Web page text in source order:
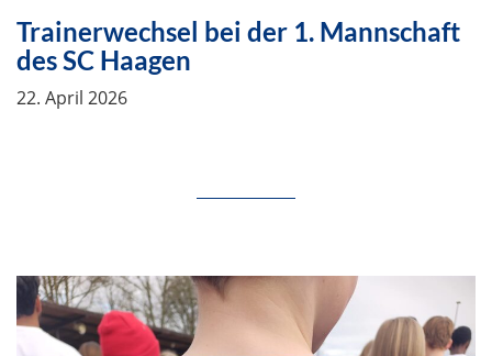
Trainerwechsel bei der 1. Mannschaft
des SC Haagen
22. April 2026